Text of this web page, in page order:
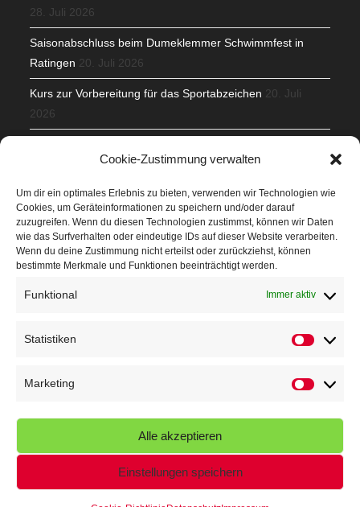
Cookie-Zustimmung verwalten
Um dir ein optimales Erlebnis zu bieten, verwenden wir Technologien wie
Cookies, um Geräteinformationen zu speichern und/oder darauf
zuzugreifen. Wenn du diesen Technologien zustimmst, können wir Daten
wie das Surfverhalten oder eindeutige IDs auf dieser Website verarbeiten.
Wenn du deine Zustimmung nicht erteilst oder zurückziehst, können
bestimmte Merkmale und Funktionen beeinträchtigt werden.
Funktional Immer aktiv
Statistiken
Marketing
Alle akzeptieren
Einstellungen speichern
28. Juli 2026
Saisonabschluss beim Dumeklemmer Schwimmfest in
Ratingen 20. Juli 2026
Kurs zur Vorbereitung für das Sportabzeichen 20. Juli
2026
Veranstaltungen
Höffner Run
Schnuppertag
Kindersportfest